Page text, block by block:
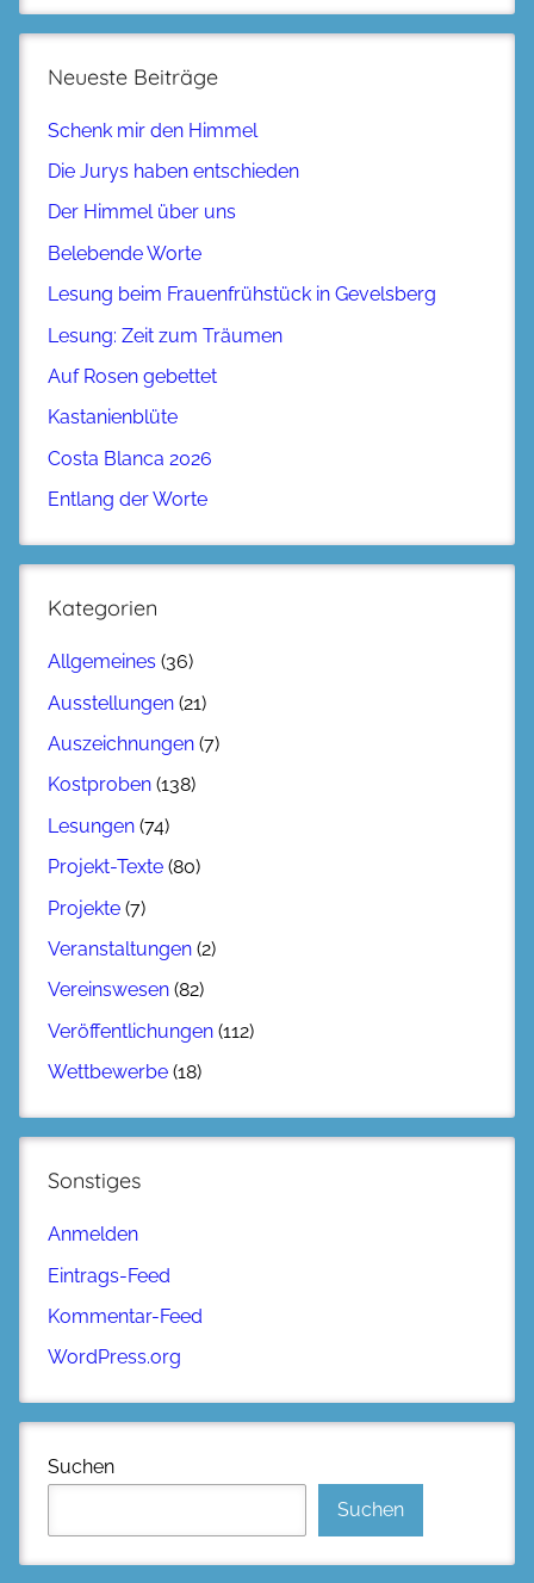
Neueste Beiträge
Schenk mir den Himmel
Die Jurys haben entschieden
Der Himmel über uns
Belebende Worte
Lesung beim Frauenfrühstück in Gevelsberg
Lesung: Zeit zum Träumen
Auf Rosen gebettet
Kastanienblüte
Costa Blanca 2026
Entlang der Worte
Kategorien
Allgemeines (36)
Ausstellungen (21)
Auszeichnungen (7)
Kostproben (138)
Lesungen (74)
Projekt-Texte (80)
Projekte (7)
Veranstaltungen (2)
Vereinswesen (82)
Veröffentlichungen (112)
Wettbewerbe (18)
Sonstiges
Anmelden
Eintrags-Feed
Kommentar-Feed
WordPress.org
Suchen
Suchen